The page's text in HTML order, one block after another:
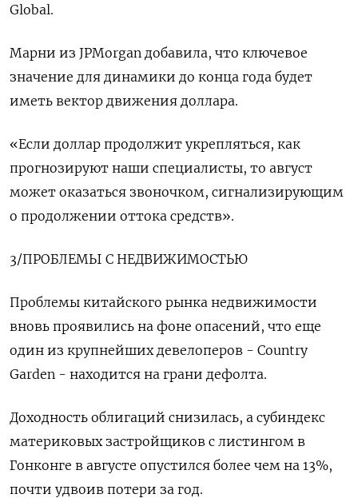
Global.
Марни из JPMorgan добавила, что ключевое
значение для динамики до конца года будет
иметь вектор движения доллара.
«Если доллар продолжит укрепляться, как
прогнозируют наши специалисты, то август
может оказаться звоночком, сигнализирующим
о продолжении оттока средств».
3/ПРОБЛЕМЫ С НЕДВИЖИМОСТЬЮ
Проблемы китайского рынка недвижимости
вновь проявились на фоне опасений, что еще
один из крупнейших девелоперов - Country
Garden - находится на грани дефолта.
Доходность облигаций снизилась, а субиндекс
материковых застройщиков с листингом в
Гонконге в августе опустился более чем на 13%,
почти удвоив потери за год.